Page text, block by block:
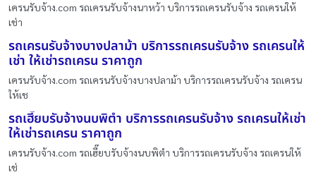
เครนรับจ้าง.com รถเครนรับจ้างนาหว้า บริการรถเครนรับจ้าง รถเครนให้
เช่า
รถเครนรับจ้างบางปลาม้า บริการรถเครนรับจ้าง รถเครนให้
เช่า ให้เช่ารถเครน ราคาถูก
เครนรับจ้าง.com รถเครนรับจ้างบางปลาม้า บริการรถเครนรับจ้าง รถเครน
ให้เช
รถเฮี๊ยบรับจ้างนบพิตำ บริการรถเครนรับจ้าง รถเครนให้เช่า
ให้เช่ารถเครน ราคาถูก
เครนรับจ้าง.com รถเฮี๊ยบรับจ้างนบพิตำ บริการรถเครนรับจ้าง รถเครนให้
เช่